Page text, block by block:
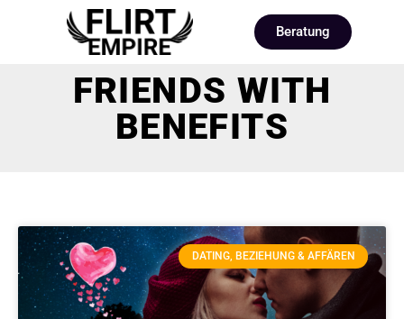
Beratung
FRIENDS WITH
BENEFITS
DATING, BEZIEHUNG & AFFÄREN